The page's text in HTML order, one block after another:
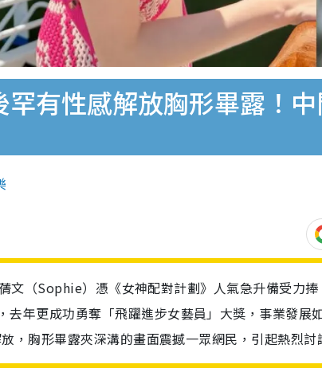
罕有性感解放胸形畢露！
文（Sophie）憑《女神配對計劃》人氣急升備受力捧
去年更成功勇奪「飛躍進步女藝員」大獎，事業發展
，胸形畢露夾深溝的畫面震撼一眾網民，引起熱烈討